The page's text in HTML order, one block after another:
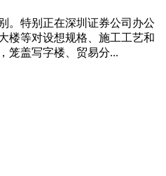
。特别正在深圳证券公司办公
楼等对设想规格、施工工艺和
笼盖写字楼、贸易分...